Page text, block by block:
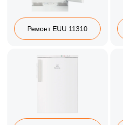
Ремонт EUU 11310